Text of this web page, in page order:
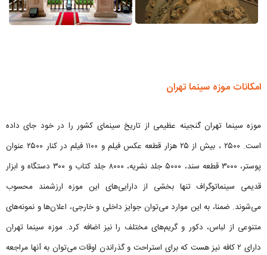
امکانات موزه سینما تهران
موزه سینما تهران گنجینه عظیمی از تاریخ سینمای کشور را در خود جای داده
است. ۲۵۰۰ ، بیش از ۲۵ هزار قطعه عکس فیلم و ۱۱۰۰ فیلم در کنار ۲۵۰۰ عنوان
پوستر، ۳۰۰۰ قطعه سند، ۵۰۰۰ جلد نشریه، ۸۰۰۰ جلد کتاب و ۳۰۰ دستگاه و ابزار
قدیمی سینماتوگراف تنها بخشی از دارایی‌های این موزه ارزشمند محسوب
می‌شوند. ضمنا، به این موارد می‌توان جوایز داخلی و خارجی، اعلان‌ها و نمونه‌های
متنوعی از لباس، دکور و گریم‌های مختلف را نیز اضافه کرد. موزه سینما تهران
دارای ۲ کافه نیز هست که برای استراحت و گذراندن اوقات می‌توان به آنها مراجعه